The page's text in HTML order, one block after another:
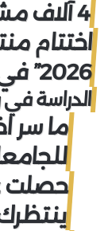
4 آلاف مشارك
اختتام
2026” في كالوغا الروسية
الدراسة في
ما سر
حصلت